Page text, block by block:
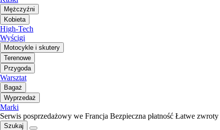
Mężczyźni
Kobieta
High-Tech
Wyścigi
Motocykle i skutery
Terenowe
Przygoda
Warsztat
Bagaż
Wyprzedaż
Marki
Serwis posprzedażowy we Francja Bezpieczna płatność Łatwe zwroty
Szukaj